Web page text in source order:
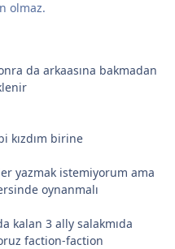
olmaz.
da arkaasına bakmadan
kızdım birine
yazmak istemiyorum ama
oynanmalı
kalan 3 ally salakmıda
faction-faction